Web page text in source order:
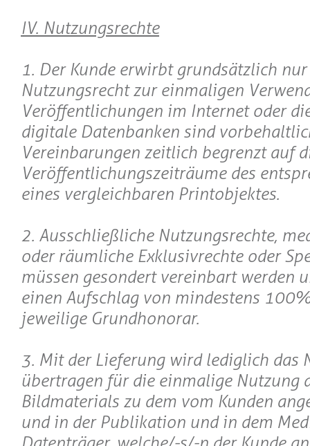
IV. Nutzungsrechte
1. Der Kunde erwirbt grundsätzlich
Nutzungsrecht zur einmaligen
Veröffentlichungen im Internet oder
digitale Datenbanken sind
Vereinbarungen zeitlich begrenzt auf
Veröffentlichungszeiträume des
eines vergleichbaren Printobjektes.
2. Ausschließliche Nutzungsrechte,
oder räumliche Exklusivrechte oder
müssen gesondert vereinbart werden
einen Aufschlag von mindestens
jeweilige Grundhonorar.
3. Mit der Lieferung wird lediglich das
übertragen für die einmalige Nutzung
Bildmaterials zu dem vom Kunden
und in der Publikation und in dem